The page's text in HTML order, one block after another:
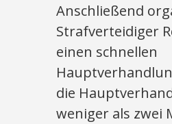
Anschließend
Strafverteidiger
einen schnellen
die
weniger als zwei